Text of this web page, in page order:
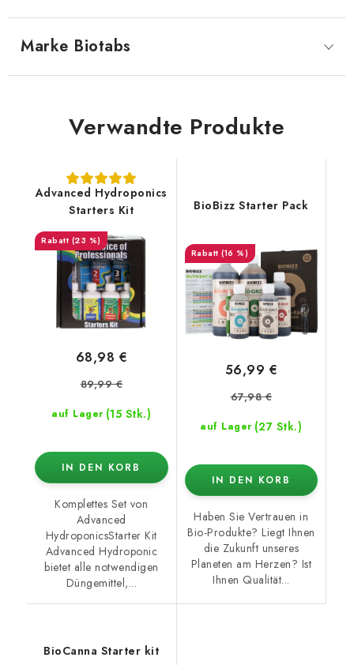
Marke Biotabs
Verwandte Produkte
Advanced Hydroponics
Starters Kit
(23 %)
auf Lager (15 Stk.)
68,98 €
89,99 €
IN DEN KORB
Komplettes Set von
Advanced
HydroponicsStarter Kit
Advanced Hydroponic
bietet alle notwendigen
Düngemittel,...
BioBizz Starter Pack
(16 %)
auf Lager (27 Stk.)
56,99 €
67,98 €
IN DEN KORB
Haben Sie Vertrauen in
Bio-Produkte? Liegt Ihnen
die Zukunft unseres
Planeten am Herzen? Ist
Ihnen Qualität...
BioCanna Starter kit